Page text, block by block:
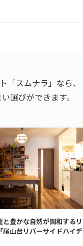
「スムナラ」なら、
選びができます。
豊かな自然が調和するリ
尾山台リバーサイドハイデ